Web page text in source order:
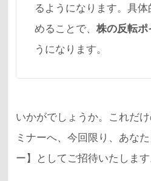
るようになります。具
めることで、株の反転ポ
うになります。
いかがでしょうか。これだ
ミナーへ、今回限り、あな
ー】としてご招待いたします